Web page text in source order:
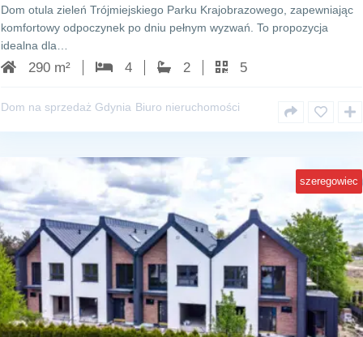
Dom otula zieleń Trójmiejskiego Parku Krajobrazowego, zapewniając
komfortowy odpoczynek po dniu pełnym wyzwań. To propozycja
idealna dla…
290 m² 4 2 5
Dom na sprzedaż Gdynia Biuro nieruchomości
szeregowiec